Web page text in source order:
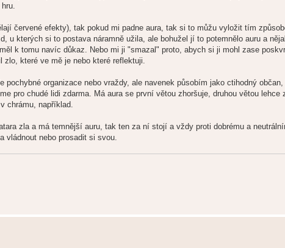
červené efekty), tak pokud mi padne aura, tak si to můžu vyložit tím
u kterých si to postava náramně užila, ale bohužel jí to potemnělo auru a
k tomu navíc důkaz. Nebo mi ji "smazal" proto, abych si ji mohl zase
které ve mě je nebo které reflektuji.
pochybné organizace nebo vraždy, ale navenek působím jako ctihodný
pro chudé lidi zdarma. Má aura se první větou zhoršuje, druhou větou
chrámu, například.
zla a má temnější auru, tak ten za ní stojí a vždy proti dobrému a
vládnout nebo prosadit si svou.